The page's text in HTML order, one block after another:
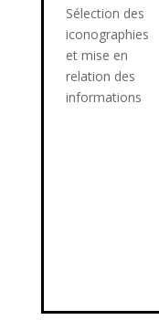
Sélection des
iconographies
et mise en
relation des
informations